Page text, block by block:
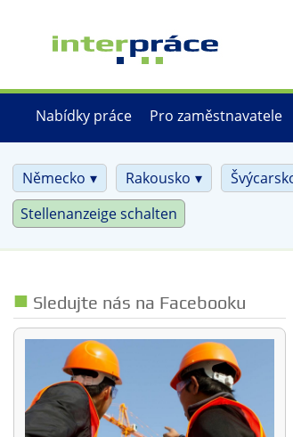
hlavnímu
Nabídky práce Pro zaměstnavatele
Německo Rakousko
Stellenanzeige schalten
Sledujte nás na Facebooku